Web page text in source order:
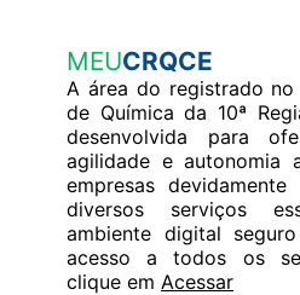
MEUCRQCE
A área do registrado no
de Química da 10ª
desenvolvida para
agilidade e autonomia
empresas
diversos serviços
ambiente digital
acesso a todos os
clique em Acessar